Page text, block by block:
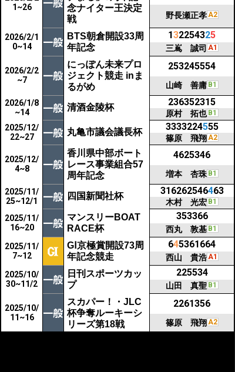
1~26
念ナイター王決定
戦
野長瀬正孝A2
2026/2/1
0~14
BTS朝倉開設33周
年記念
132254325
三嶌 誠司 A1
2026/2/2
~7
にっぽん未来プロ
ジェクト競走 inま
るがめ
253245554
山崎 善庸 B1
2026/1/8
~14
清酒金陵杯 236352315
原村 拓也 B1
2025/12/
22~27
丸亀市議会議長杯 3333224555
篠原 飛翔A2
2025/12/
4~8
香川県中部ボート
レース事業組合57
周年記念
4625346
増本 杏珠 B1
2025/11/
25~12/1
四国新聞社杯 316262546463
木村 光宏 B1
2025/11/
16~20
マンスリーBOAT
RACE杯
353366
西丸 敦基 B1
2025/11/
7~12
GⅠ京極賞開設73周
年記念競走
645361664
西山 貴浩A1
2025/10/
30~11/2
日刊スポーツカッ
プ
225534
山田 真聖 B1
2025/10/
11~16
スカパー！・JLC
杯争奪ルーキーシ
リーズ第18戦
2261356
篠原 飛翔A2